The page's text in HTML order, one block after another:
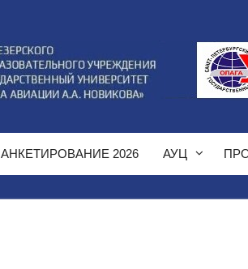
АНКЕТИРОВАНИЕ 2026 АУЦ